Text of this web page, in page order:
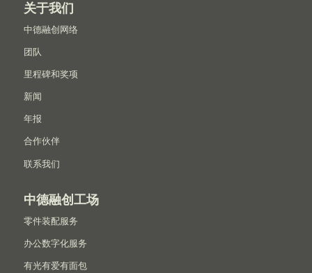
关于我们
中德融创网络
团队
里程碑和奖项
新闻
年报
合作伙伴
联系我们
中德融创工场
零件装配服务
办公数字化服务
有光有爱有面包